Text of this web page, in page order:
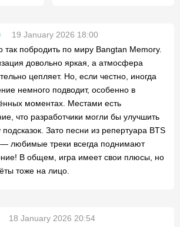
19 January 2026 18:00
так побродить по миру Bangtan Memory.
довольно яркая, а атмосфера
цепляет. Но, если честно, иногда
немного подводит, особенно в
моментах. Местами есть
что разработчики могли бы улучшить
подсказок. Зато песни из репертуара BTS
любимые треки всегда поднимают
В общем, игра имеет свои плюсы, но
тоже на лицо.
18 January 2026 20:54